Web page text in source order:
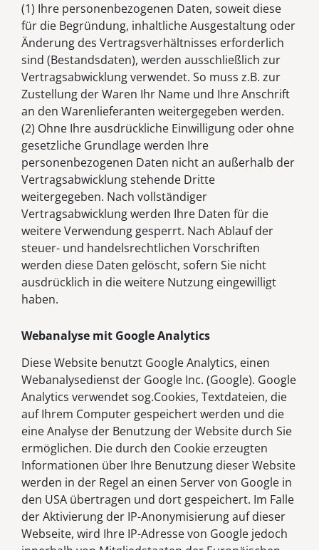
(1) Ihre personenbezogenen Daten, soweit diese
für die Begründung, inhaltliche Ausgestaltung oder
Änderung des Vertragsverhältnisses erforderlich
sind (Bestandsdaten), werden ausschließlich zur
Vertragsabwicklung verwendet. So muss z.B. zur
Zustellung der Waren Ihr Name und Ihre Anschrift
an den Warenlieferanten weitergegeben werden.
(2) Ohne Ihre ausdrückliche Einwilligung oder ohne
gesetzliche Grundlage werden Ihre
personenbezogenen Daten nicht an außerhalb der
Vertragsabwicklung stehende Dritte
weitergegeben. Nach vollständiger
Vertragsabwicklung werden Ihre Daten für die
weitere Verwendung gesperrt. Nach Ablauf der
steuer- und handelsrechtlichen Vorschriften
werden diese Daten gelöscht, sofern Sie nicht
ausdrücklich in die weitere Nutzung eingewilligt
haben.
Webanalyse mit Google Analytics
Diese Website benutzt Google Analytics, einen
Webanalysedienst der Google Inc. (Google). Google
Analytics verwendet sog.Cookies, Textdateien, die
auf Ihrem Computer gespeichert werden und die
eine Analyse der Benutzung der Website durch Sie
ermöglichen. Die durch den Cookie erzeugten
Informationen über Ihre Benutzung dieser Website
werden in der Regel an einen Server von Google in
den USA übertragen und dort gespeichert. Im Falle
der Aktivierung der IP-Anonymisierung auf dieser
Webseite, wird Ihre IP-Adresse von Google jedoch